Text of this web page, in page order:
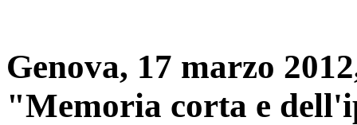
Genova, 17 marzo
"Memoria corta e